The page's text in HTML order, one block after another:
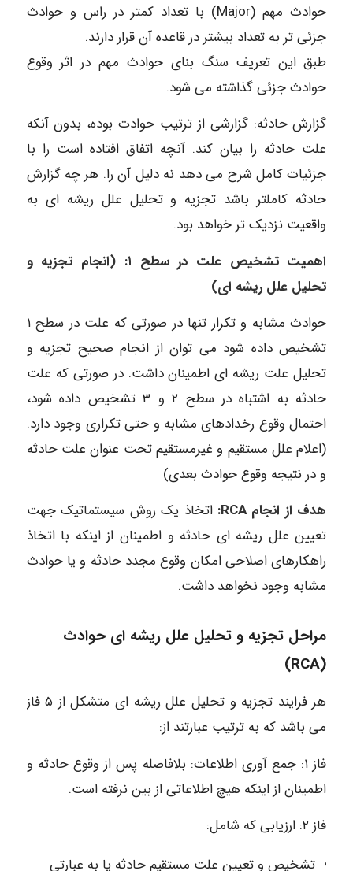
حوادث مهم (Major) با تعداد کمتر در راس و حوادث
جزئی تر به تعداد بیشتر در قاعده آن قرار دارند.
طبق این تعریف سنگ بنای حوادث مهم در اثر وقوع
حوادث جزئی گذاشته می شود.
گزارش حادثه: گزارشی از ترتیب حوادث بوده، بدون آنکه
علت حادثه را بیان کند. آنچه اتفاق افتاده است را با
جزئیات کامل شرح می دهد نه دلیل آن را. هر چه گزارش
حادثه کاملتر باشد تجزیه و تحلیل علل ریشه ای به
واقعیت نزدیک تر خواهد بود.
اهمیت تشخیص علت در سطح ۱: (انجام تجزیه و
تحلیل علل ریشه ای)
حوادث مشابه و تکرار تنها در صورتی که علت در سطح ۱
تشخیص داده شود می توان از انجام صحیح تجزیه و
تحلیل علت ریشه ای اطمینان داشت. در صورتی که علت
حادثه به اشتباه در سطح ۲ و ۳ تشخیص داده شود،
احتمال وقوع رخدادهای مشابه و حتی تکراری وجود دارد.
(اعلام علل مستقیم و غیرمستقیم تحت عنوان علت حادثه
و در نتیجه وقوع حوادث بعدی)
هدف از انجام RCA:
اتخاذ یک روش سیستماتیک جهت
تعیین علل ریشه ای حادثه و اطمینان از اینکه با اتخاذ
راهکارهای اصلاحی امکان وقوع مجدد حادثه و یا حوادث
مشابه وجود نخواهد داشت.
مراحل تجزیه و تحلیل علل ریشه ای حوادث
(RCA)
هر فرایند تجزیه و تحلیل علل ریشه ای متشکل از ۵ فاز
می باشد که به ترتیب عبارتند از:
فاز ۱: جمع آوری اطلاعات: بلافاصله پس از وقوع حادثه و
اطمینان از اینکه هیچ اطلاعاتی از بین نرفته است.
فاز ۲: ارزیابی که شامل:
تشخیص و تعیین علت مستقیم حادثه یا به عبارتی